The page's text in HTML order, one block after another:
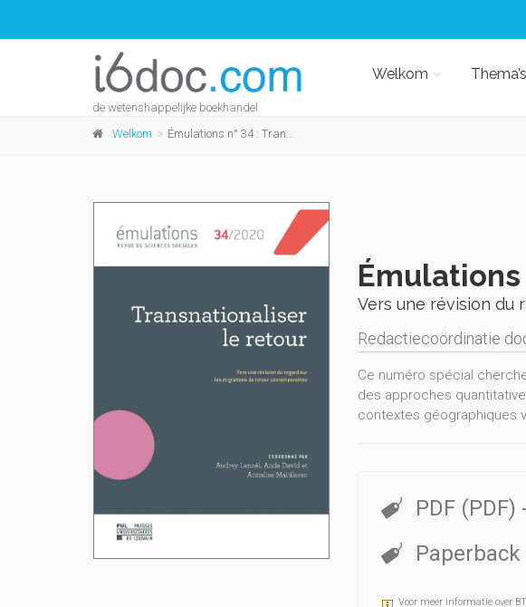
de wetenshappelijke boekhandel
Welkom Thema’s
Welkom Émulations n° 34 : Transnationaliser le retour
Vers une révision du
Redactiecoördinatie
Ce numéro spécial
des approches
contextes géographiques
PDF (PDF)
Paperback
Voor meer informatie over